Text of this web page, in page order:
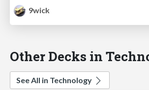
9wick
Other Decks in
See All in Technology